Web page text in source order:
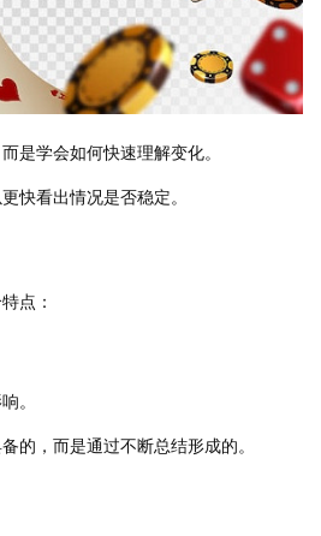
是学会如何快速理解变化。
快看出情况是否稳定。
点：
。
的，而是通过不断总结形成的。